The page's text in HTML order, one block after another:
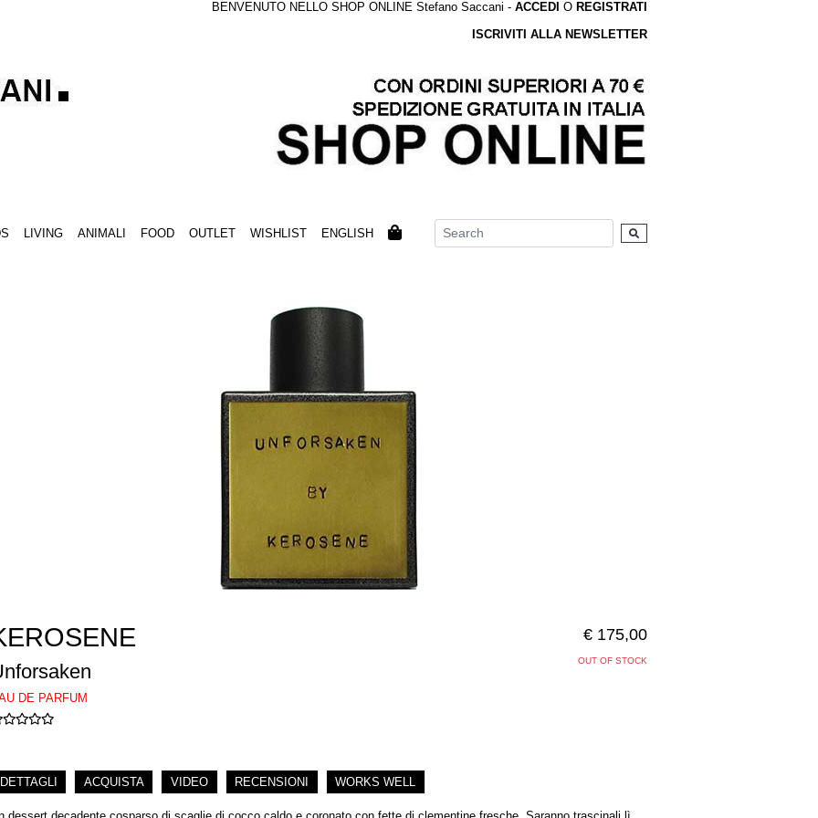
BENVENUTO NELLO SHOP ONLINE Stefano Saccani - ACCEDI O REGISTRATI
ISCRIVITI ALLA NEWSLETTER
LIVING ANIMALI FOOD OUTLET WISHLIST ENGLISH
DE PARFUM
€ 175,00
OUT OF STOCK
DETTAGLI ACQUISTA VIDEO RECENSIONI WORKS WELL